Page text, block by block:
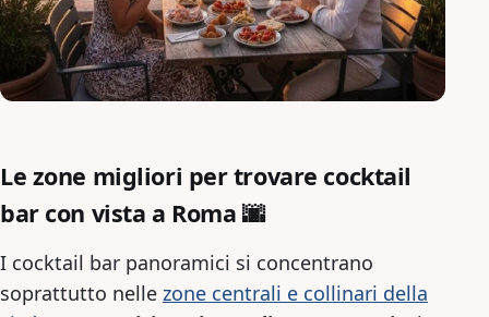
Le zone migliori per trovare cocktail
bar con vista a Roma 🌆
I cocktail bar panoramici si concentrano
soprattutto nelle zone centrali e collinari della